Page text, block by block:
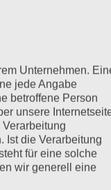
am
die
lenkend wie
Unternehmen.
jede Angabe
betroffene Person
unsere
Ist die Verarbeitung
für eine solche
wir generell eine